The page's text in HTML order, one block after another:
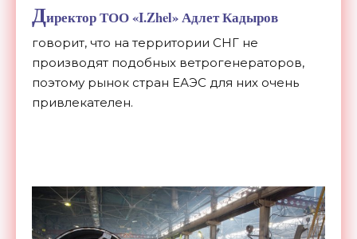
Директор ТОО «I.Zhel» Адлет Кадыров
говорит, что на территории СНГ не
производят подобных ветрогенераторов,
поэтому рынок стран ЕАЭС для них очень
привлекателен.